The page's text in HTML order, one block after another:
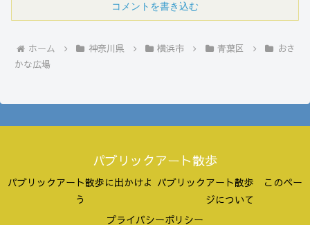
コメントを書き込む
ホーム 神奈川県 横浜市 青葉区
おさ
かな広場
パブリックアート散歩
パブリックアート散歩に出かけよ
う
パブリックアート散歩 このペー
ジについて
プライバシーポリシー